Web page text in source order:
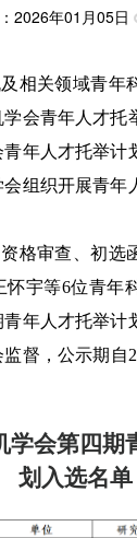
2026年01月05日
相关领域青年
会青年人才托
青年人才托举
组织开展青年
格审查、初选
怀宇等6位青年
青年人才托举计
督，公示期 自
学会第四期
划入选名单